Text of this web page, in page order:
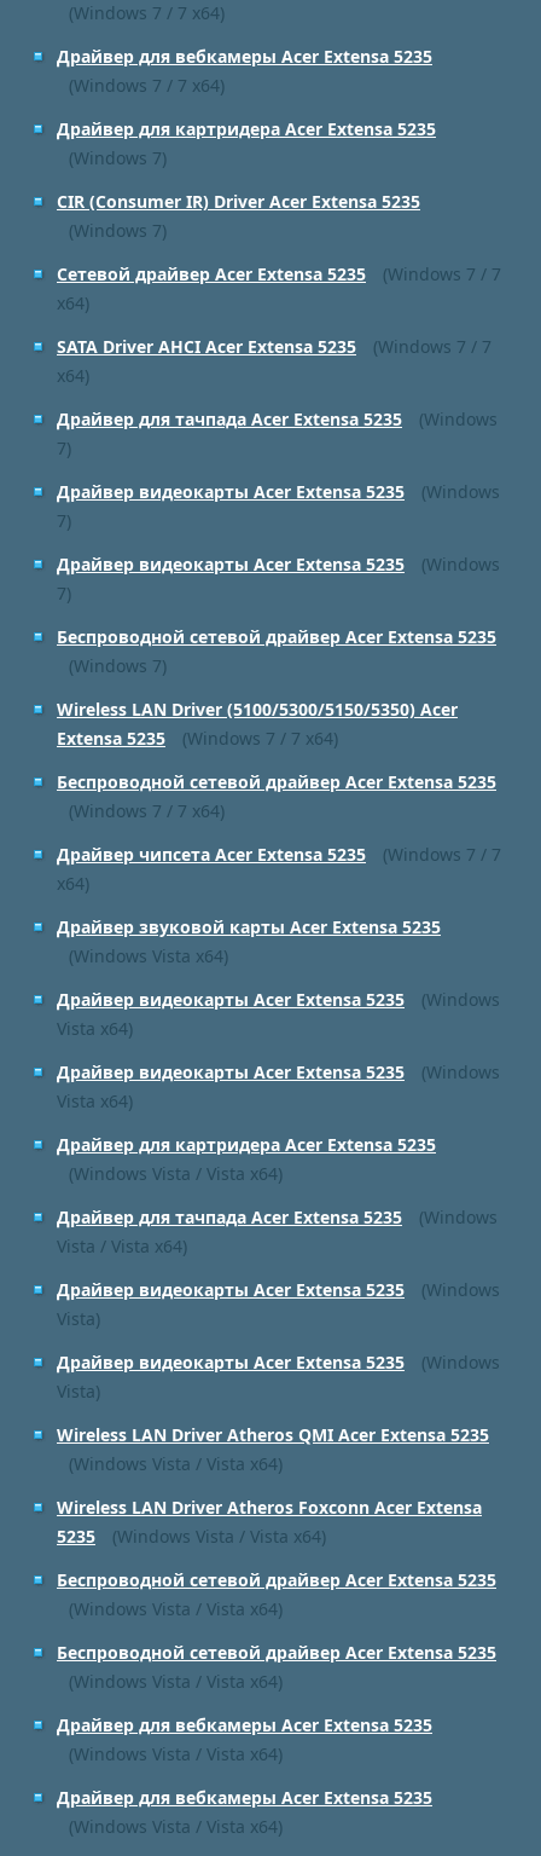
(Windows 7 / 7 x64)
Драйвер для вебкамеры Acer Extensa 5235
(Windows 7 / 7 x64)
Драйвер для картридера Acer Extensa 5235
(Windows 7)
CIR (Consumer IR) Driver Acer Extensa 5235
(Windows 7)
Сетевой драйвер Acer Extensa 5235
(Windows 7 / 7
x64)
SATA Driver AHCI Acer Extensa 5235
(Windows 7 / 7
x64)
Драйвер для тачпада Acer Extensa 5235
(Windows
7)
Драйвер видеокарты Acer Extensa 5235
(Windows
7)
Драйвер видеокарты Acer Extensa 5235
(Windows
7)
Беспроводной сетевой драйвер Acer Extensa 5235
(Windows 7)
Wireless LAN Driver (5100/5300/5150/5350) Acer
Extensa 5235
(Windows 7 / 7 x64)
Беспроводной сетевой драйвер Acer Extensa 5235
(Windows 7 / 7 x64)
Драйвер чипсета Acer Extensa 5235
(Windows 7 / 7
x64)
Драйвер звуковой карты Acer Extensa 5235
(Windows Vista x64)
Драйвер видеокарты Acer Extensa 5235
(Windows
Vista x64)
Драйвер видеокарты Acer Extensa 5235
(Windows
Vista x64)
Драйвер для картридера Acer Extensa 5235
(Windows Vista / Vista x64)
Драйвер для тачпада Acer Extensa 5235
(Windows
Vista / Vista x64)
Драйвер видеокарты Acer Extensa 5235
(Windows
Vista)
Драйвер видеокарты Acer Extensa 5235
(Windows
Vista)
Wireless LAN Driver Atheros QMI Acer Extensa 5235
(Windows Vista / Vista x64)
Wireless LAN Driver Atheros Foxconn Acer Extensa
5235
(Windows Vista / Vista x64)
Беспроводной сетевой драйвер Acer Extensa 5235
(Windows Vista / Vista x64)
Беспроводной сетевой драйвер Acer Extensa 5235
(Windows Vista / Vista x64)
Драйвер для вебкамеры Acer Extensa 5235
(Windows Vista / Vista x64)
Драйвер для вебкамеры Acer Extensa 5235
(Windows Vista / Vista x64)